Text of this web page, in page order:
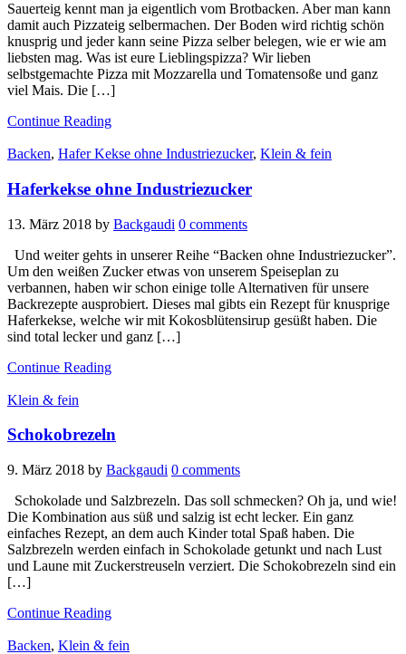
Sauerteig kennt man ja eigentlich vom Brotbacken. Aber man kann
damit auch Pizzateig selbermachen. Der Boden wird richtig schön
knusprig und jeder kann seine Pizza selber belegen, wie er wie am
liebsten mag. Was ist eure Lieblingspizza? Wir lieben
selbstgemachte Pizza mit Mozzarella und Tomatensoße und ganz
viel Mais. Die […]
Continue Reading
Backen, Hafer Kekse ohne Industriezucker, Klein & fein
Haferkekse ohne Industriezucker
13. März 2018 by Backgaudi 0 comments
Und weiter gehts in unserer Reihe “Backen ohne Industriezucker”.
Um den weißen Zucker etwas von unserem Speiseplan zu
verbannen, haben wir schon einige tolle Alternativen für unsere
Backrezepte ausprobiert. Dieses mal gibts ein Rezept für knusprige
Haferkekse, welche wir mit Kokosblütensirup gesüßt haben. Die
sind total lecker und ganz […]
Continue Reading
Klein & fein
Schokobrezeln
9. März 2018 by Backgaudi 0 comments
Schokolade und Salzbrezeln. Das soll schmecken? Oh ja, und wie!
Die Kombination aus süß und salzig ist echt lecker. Ein ganz
einfaches Rezept, an dem auch Kinder total Spaß haben. Die
Salzbrezeln werden einfach in Schokolade getunkt und nach Lust
und Laune mit Zuckerstreuseln verziert. Die Schokobrezeln sind ein
[…]
Continue Reading
Backen, Klein & fein